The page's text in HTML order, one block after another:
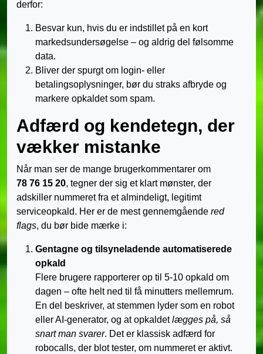
derfor:
Besvar kun, hvis du er indstillet på en kort
markedsundersøgelse – og aldrig del følsomme
data.
Bliver der spurgt om login- eller
betalingsoplysninger, bør du straks afbryde og
markere opkaldet som spam.
Adfærd og kendetegn, der
vækker mistanke
Når man ser de mange brugerkommentarer om
78 76 15 20, tegner der sig et klart mønster, der
adskiller nummeret fra et almindeligt, legitimt
serviceopkald. Her er de mest gennemgående red
flags, du bør bide mærke i:
Gentagne og tilsyneladende automatiserede
opkald
Flere brugere rapporterer op til 5-10 opkald om
dagen – ofte helt ned til få minutters mellemrum.
En del beskriver, at stemmen lyder som en robot
eller AI-generator, og at opkaldetlægges på, så
snart man svarer. Det er klassisk adfærd for
robocalls, der blot tester, om nummeret er aktivt.